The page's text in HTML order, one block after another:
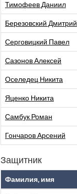
Тимофеев Даниил
Березовский Дмитрий
Серговицкий Павел
Сазонов Алексей
Оселедец Никита
Яценко Никита
Самбук Роман
Гончаров Арсений
Защитник
Фамилия, имя